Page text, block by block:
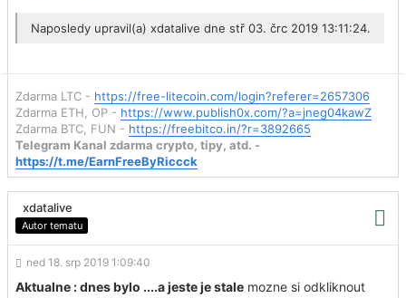
Naposledy upravil(a) xdatalive dne stř 03. črc 2019 13:11:24.
Zdarma LTC - https://free-litecoin.com/login?referer=2657306
Zdarma ETH, OP - https://www.publish0x.com/?a=jneg04kawZ
Zdarma BTC, FUN - https://freebitco.in/?r=3892665
Telegram Kanal zdarma crypto, tipy, atd. -
https://t.me/EarnFreeByRiccck
xdatalive
Autor tematu
ned 18. srp 2019 1:09:40
Aktualne : dnes bylo ....a jeste je stale mozne si odkliknout